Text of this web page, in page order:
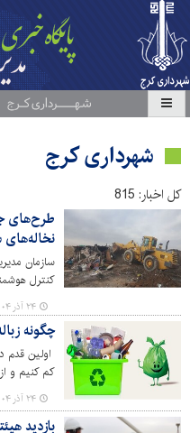
شهرداری کرج
کل اخبار: 815
طرح‌های
سازمان
کنترل
استفاده
ردیابی،
خواهد کرد.
۲۴ آذر ۰۴ - ۱۰:۵۷
چگونه
اولین قدم
کم کنیم و
راه‌های
را تفکیک
۲۴ آذر ۰۴ - ۰۹:۰۴